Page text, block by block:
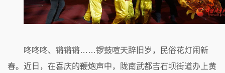
咚咚咚、锵锵锵……锣鼓喧天辞旧岁，民俗花灯闹新
春。近日，在喜庆的鞭炮声中，陇南武都吉石坝街道办上黄